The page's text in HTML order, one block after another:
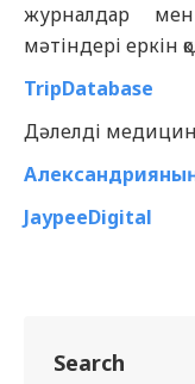
журналдар
мәтіндері еркін
TripDatabase
Дәлелді
JaypeeDigital
Search